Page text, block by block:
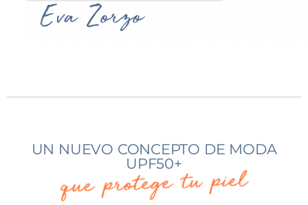
Eva Zorzo
UN NUEVO CONCEPTO DE MODA
UPF50+
que protege tu piel